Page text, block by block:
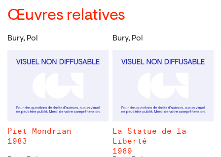
Œuvres relatives
Bury, Pol
Piet Mondrian
1983
Bury, Pol
La Statue de la
Liberté
1989